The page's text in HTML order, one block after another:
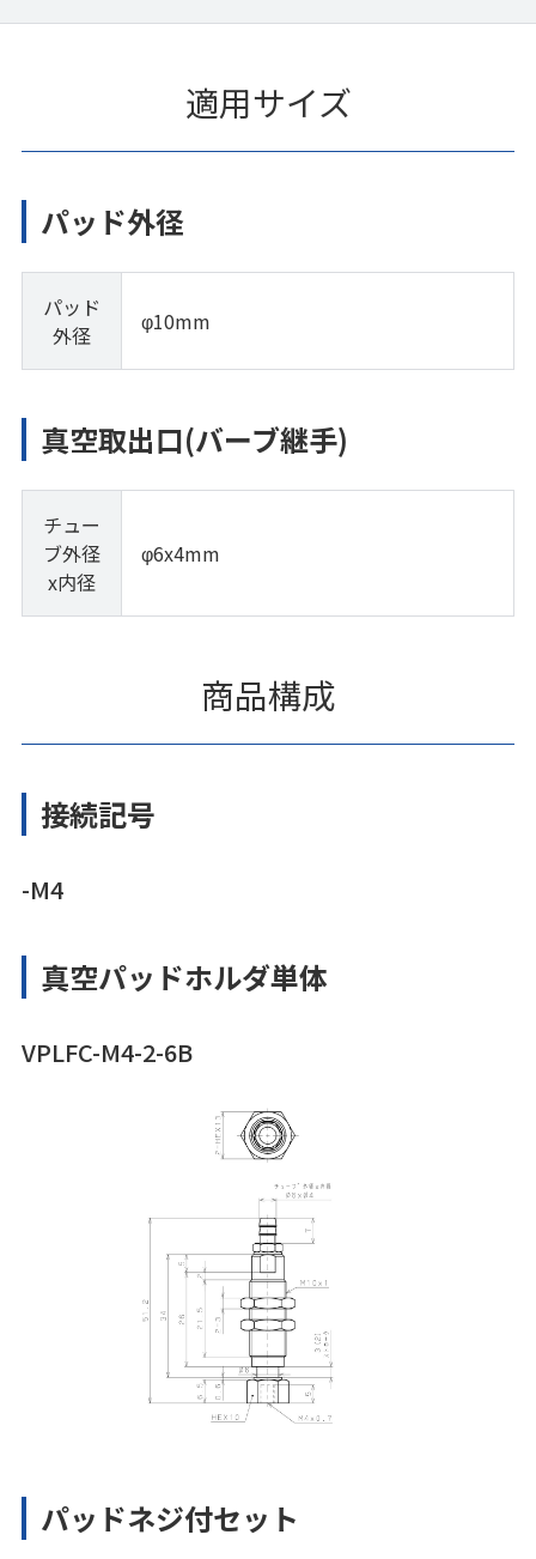
適用サイズ
パッド外径
パッド
外径
φ10mm
真空取出口(バーブ継手)
チュー
ブ外径
x内径
φ6x4mm
商品構成
接続記号
-M4
真空パッドホルダ単体
VPLFC-M4-2-6B
パッドネジ付セット